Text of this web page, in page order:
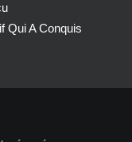
Qui A Conquis